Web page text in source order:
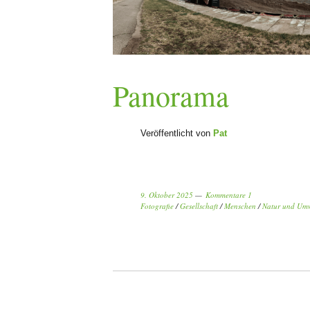
Panorama
Veröffentlicht von Pat
9. Oktober 2025
Kommentare 1
Fotografie /Gesellschaft /Menschen /Natur und